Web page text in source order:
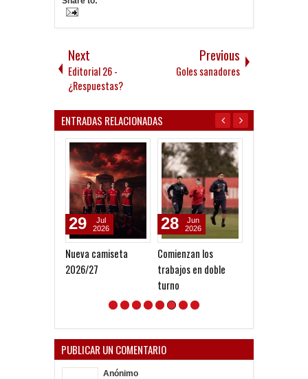
Next
Editorial 26 -
¿Respuestas?
Previous
Goles sanadores
ENTRADAS RELACIONADAS
Nueva camiseta
2026/27
29
Jul
2026
Comienzan los
trabajos en doble
turno
28
Jun
2026
PUBLICAR UN COMENTARIO
Anónimo